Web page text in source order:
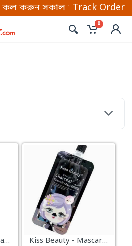
করুন সকাল ১০ টা থেকে
Track Order
0
Kiss Beauty Snail Makeup Setting Spray with Snail Extract – 100ml Kiss Beauty - Mascarilla Peel Off Cool Girl (10 ml)